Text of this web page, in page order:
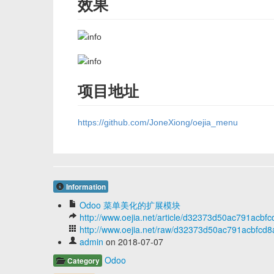
效果
项目地址
https://github.com/JoneXiong/oejia_menu
Information
Odoo 菜单美化的扩展模块
http://www.oejia.net/article/
http://www.oejia.net/raw/
admin on 2018-07-07
Category Odoo